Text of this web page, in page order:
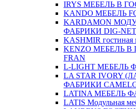
IRYS МЕБЕЛЬ В
KANDO МЕБЕЛЬ
KARDAMON
ФАБРИКИ DIG-NET
KASHMIR гостиная
KENZO МЕБЕЛЬ
FRAN
L-LIGHT МЕБЕЛЬ
LA STAR IVORY
ФАБРИКИ
LATINA МЕБЕЛЬ
LATIS Модульная